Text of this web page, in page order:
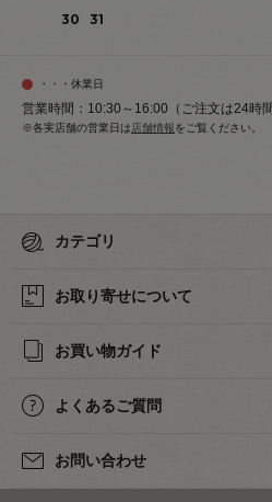
30
31
・・・休業日
営業時間：10:30～16:00（ご注文は24時間
※各実店舗の営業日は 店舗情報をご覧ください。
カテゴリ
お取り寄せについて
お買い物ガイド
よくあるご質問
お問い合わせ